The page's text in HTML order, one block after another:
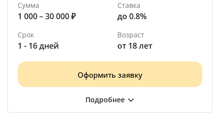
Сумма
1 000 – 30 000 ₽
Ставка
до 0.8%
Срок
1 - 16 дней
Возраст
от 18 лет
Оформить заявку